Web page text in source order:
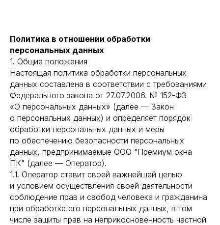
Политика в отношении обработки
персональных данных
1. Общие положения
Настоящая политика обработки персональных
данных составлена в соответствии с требованиями
Федерального закона от 27.07.2006. № 152-ФЗ
«О персональных данных» (далее — Закон
о персональных данных) и определяет порядок
обработки персональных данных и меры
по обеспечению безопасности персональных
данных, предпринимаемые ООО "Премиум окна
ПК" (далее — Оператор).
1.1. Оператор ставит своей важнейшей целью
и условием осуществления своей деятельности
соблюдение прав и свобод человека и гражданина
при обработке его персональных данных, в том
числе защиты прав на неприкосновенность частной